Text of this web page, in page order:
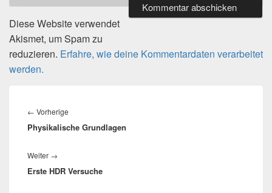
Diese Website verwendet
Akismet, um Spam zu
reduzieren. Erfahre, wie deine Kommentardaten verarbeitet
werden.
← Vorherige
Beitrag:
Physikalische Grundlagen
Weiter →
Beitrag:
Erste HDR Versuche